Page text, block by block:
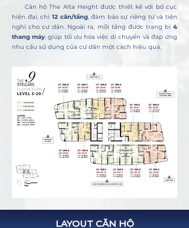
Căn hộ The Alta Height được thiết kế với bố cục
hiện đại, chỉ 12 căn/tầng, đảm bảo sự riêng tư và tiện
nghi cho cư dân. Ngoài ra, mỗi tầng được trang bị 4
thang máy, giúp tối ưu hóa việc di chuyển và đáp ứng
nhu cầu sử dụng của cư dân một cách hiệu quả.
LAYOUT CĂN HỘ